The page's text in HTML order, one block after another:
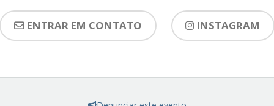
ENTRAR EM CONTATO INSTAGRAM